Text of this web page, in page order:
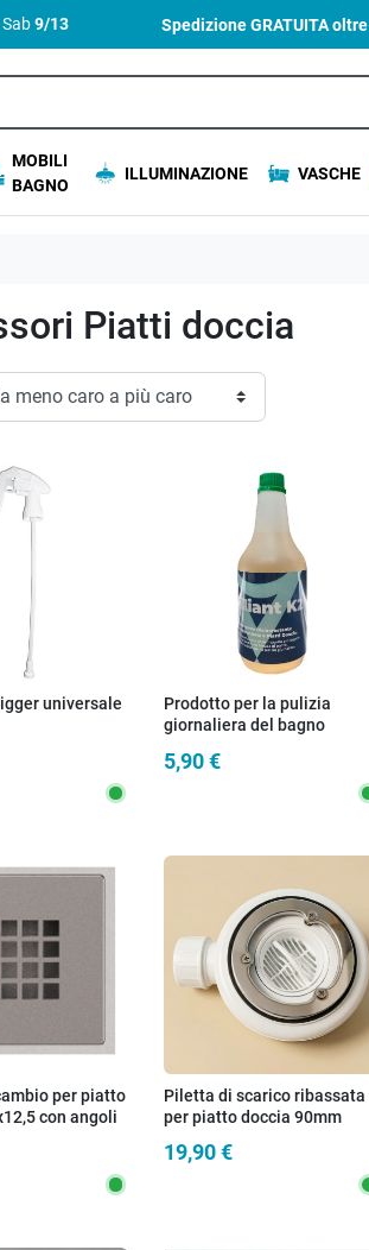
Sab9/13 Spedizione GRATUITA oltre
MOBILI
BAGNO
ILLUMINAZIONE VASCHE
Piatti doccia
universale
Prodotto per la pulizia
giornaliera del bagno
5,90 €
per piatto
con angoli
Piletta di scarico ribassata
per piatto doccia 90mm
19,90 €